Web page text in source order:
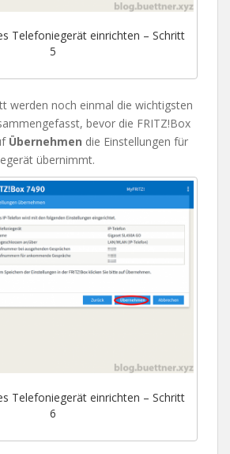
Telefoniegerät einrichten – Schritt
5
werden noch einmal die wichtigsten
bevor die FRITZ!Box
Übernehmen die Einstellungen für
übernimmt.
Telefoniegerät einrichten – Schritt
6